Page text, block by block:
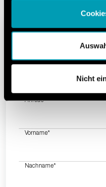
Nicht
Melden Sie
Newsletter an.
Anrede
Vorname*
Nachname*